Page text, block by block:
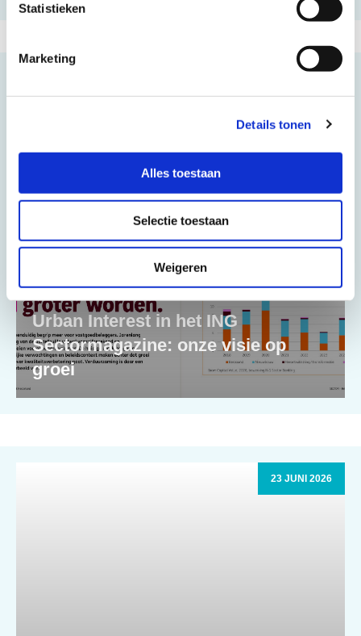
Statistieken
Marketing
Details tonen
Alles toestaan
Selectie toestaan
Weigeren
Urban Interest in het ING
Sectormagazine: onze visie op
groei
23 JUNI 2026